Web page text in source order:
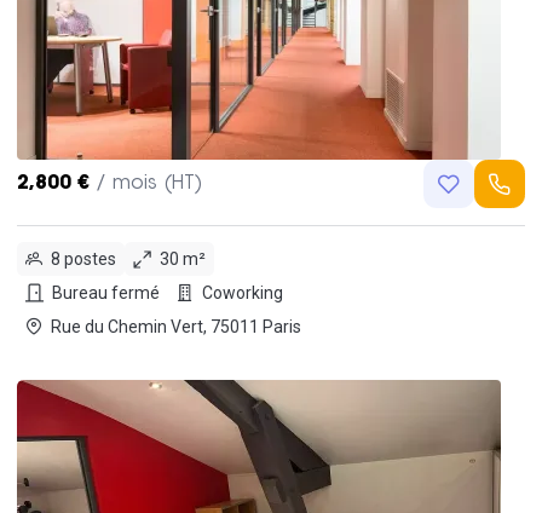
2,800 € / mois (HT)
8 postes
30 m²
Bureau fermé
Coworking
Rue du Chemin Vert, 75011 Paris